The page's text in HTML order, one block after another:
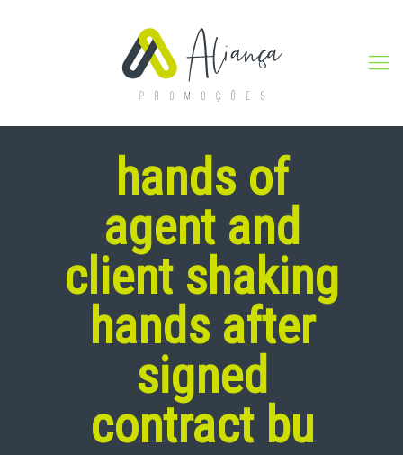
hands of
agent and
client shaking
hands after
signed
contract bu